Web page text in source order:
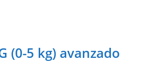
(0-5 kg) avanzado